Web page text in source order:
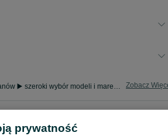
Sprzedaż elektroniki Gutanów ▶️ szeroki wybór modeli i marek ✅ Nowe i używane oferty w atrakcyjnych cenach ☝ Sprawdź ogłoszenia online na OLX.pl! Zobacz
prywatność